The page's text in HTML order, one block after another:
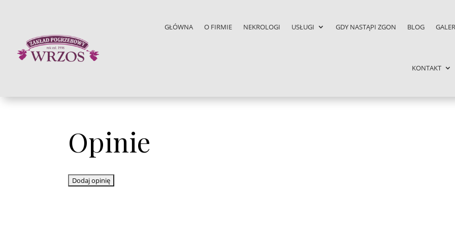
GŁÓWNA O FIRMIE NEKROLOGI USŁUGI GDY NASTĄPI ZGON BLOG
KONTAKT
Opinie